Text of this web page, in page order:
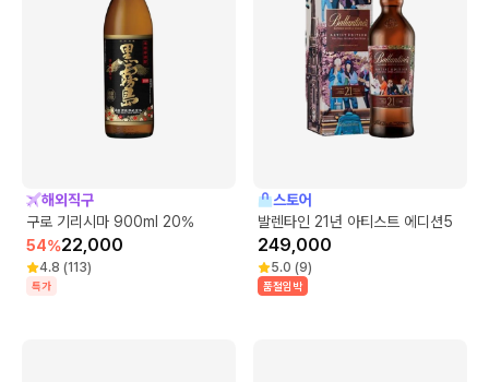
해외직구
구로 기리시마 900ml 20%
54%22,000
4.8 (113)
특가
스토어
발렌타인 21년 아티스트 에디션5
249,000
5.0 (9)
품절임박